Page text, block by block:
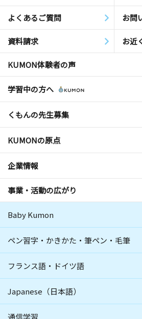
よくあるご質問 お問
資料請求 お近
KUMON体験者の声
学習中の方へ
くもんの先生募集
KUMONの原点
企業情報
事業・活動の広がり
Baby Kumon
ペン習字・かきかた・筆ペン・毛筆
フランス語・ドイツ語
Japanese（日本語）
通信学習